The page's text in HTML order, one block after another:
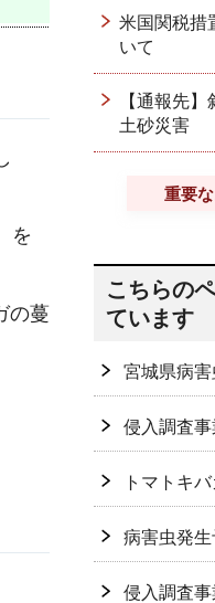
を
の蔓
米国関税措
いて
【通報先
土砂災害
重要
こちらの
ています
宮城県病
侵入調査事
トマトキ
病害虫発生
侵入調査事